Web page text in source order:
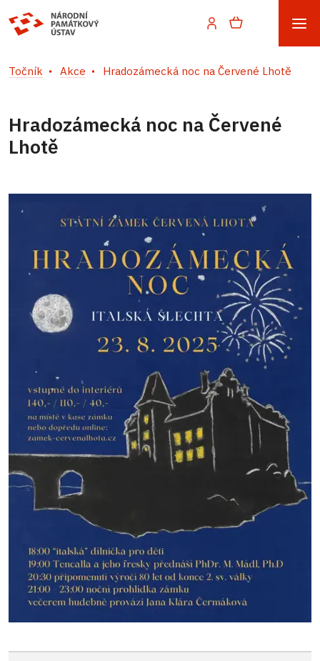
Točník Akce Hradozámecká noc na Červené Lhotě
Hradozámecká noc na Červené
Lhotě